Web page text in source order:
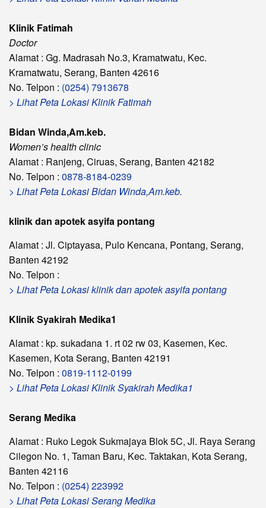
Klinik Fatimah
Doctor
Alamat : Gg. Madrasah No.3, Kramatwatu, Kec.
Kramatwatu, Serang, Banten 42616
No. Telpon : (0254) 7913678
> Lihat Peta Lokasi Klinik Fatimah
Bidan Winda,Am.keb.
Women’s health clinic
Alamat : Ranjeng, Ciruas, Serang, Banten 42182
No. Telpon : 0878-8184-0239
> Lihat Peta Lokasi Bidan Winda,Am.keb.
klinik dan apotek asyifa pontang
Alamat : Jl. Ciptayasa, Pulo Kencana, Pontang, Serang,
Banten 42192
No. Telpon :
> Lihat Peta Lokasi klinik dan apotek asyifa pontang
Klinik Syakirah Medika1
Alamat : kp. sukadana 1. rt 02 rw 03, Kasemen, Kec.
Kasemen, Kota Serang, Banten 42191
No. Telpon : 0819-1112-0199
> Lihat Peta Lokasi Klinik Syakirah Medika1
Serang Medika
Alamat : Ruko Legok Sukmajaya Blok 5C, Jl. Raya Serang
Cilegon No. 1, Taman Baru, Kec. Taktakan, Kota Serang,
Banten 42116
No. Telpon : (0254) 223992
> Lihat Peta Lokasi Serang Medika